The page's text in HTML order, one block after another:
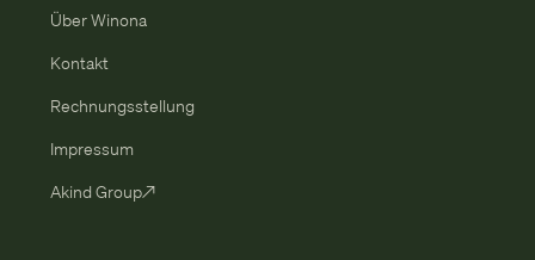
Über Winona
Kontakt
Rechnungsstellung
Impressum
Akind Group↗